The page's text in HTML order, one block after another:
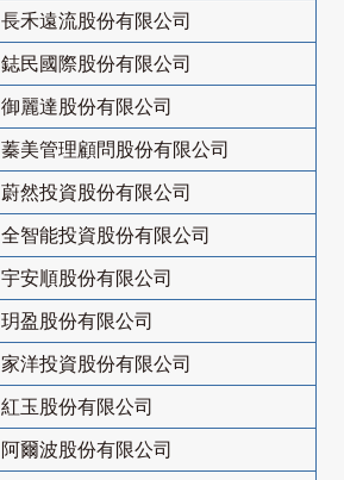
長禾遠流股份有限公司
鋕民國際股份有限公司
御麗達股份有限公司
蓁美管理顧問股份有限公司
蔚然投資股份有限公司
全智能投資股份有限公司
宇安順股份有限公司
玥盈股份有限公司
家洋投資股份有限公司
紅玉股份有限公司
阿爾波股份有限公司